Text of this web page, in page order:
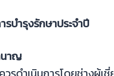
รบำรุงรักษาประจำปี
นาญ